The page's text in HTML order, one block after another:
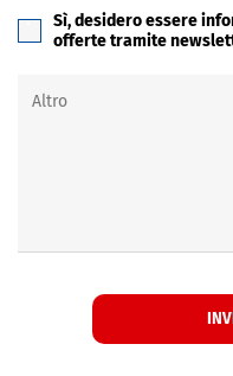
Sì, desidero essere
offerte tramite